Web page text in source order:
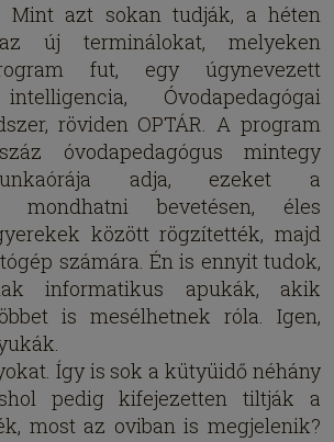
Mint azt sokan tudják, a héten
új terminálokat, melyeken
fut, egy úgynevezett
Óvodapedagógai
röviden OPTÁR. A program
óvodapedagógus mintegy
adja, ezeket a
mondhatni bevetésen, éles
között rögzítették, majd
számára. Én is ennyit tudok,
informatikus apukák, akik
is mesélhetnek róla. Igen,
Így is sok a kütyüidő néhány
pedig kifejezetten tiltják a
most az oviban is megjelenik?